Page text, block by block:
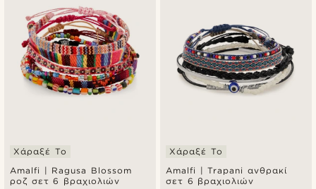
Amalfi | Ragusa Blossom
ροζ σετ 6 βραχιολιών
Χάραξέ Το
Amalfi | Trapani ανθρακί
σετ 6 βραχιολιών
Χάραξέ Το